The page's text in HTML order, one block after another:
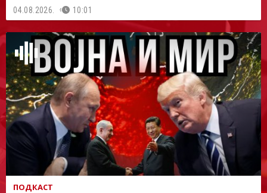
04.08.2026. 10:01
ПОДКАСТ